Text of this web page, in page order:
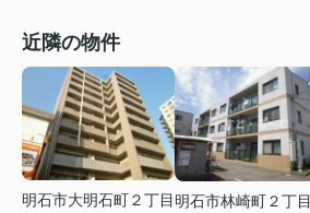
近隣の物件
明石市大明石町２丁目 明石市林崎町２丁目